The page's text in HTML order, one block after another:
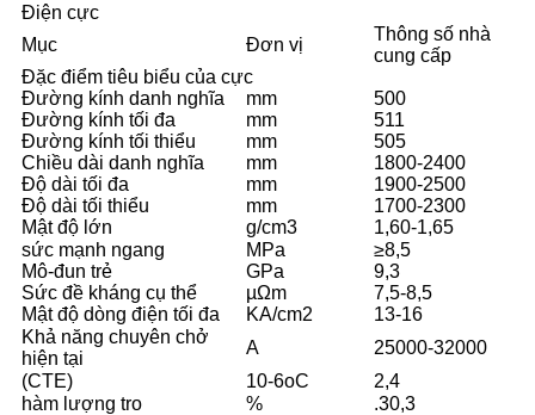
Điện cực
Mục
Đơn vị
Thông số nhà
cung cấp
Đặc điểm tiêu biểu của cực
Đường kính danh nghĩa
mm
500
Đường kính tối đa
mm
511
Đường kính tối thiểu
mm
505
Chiều dài danh nghĩa
mm
1800-2400
Độ dài tối đa
mm
1900-2500
Độ dài tối thiểu
mm
1700-2300
Mật độ lớn
g/cm3
1,60-1,65
sức mạnh ngang
MPa
≥8,5
Mô-đun trẻ
GPa
9,3
Sức đề kháng cụ thể
µΩm
7,5-8,5
Mật độ dòng điện tối đa
KA/cm2
13-16
Khả năng chuyên chở
hiện tại
A
25000-32000
(CTE)
10-6oC
2,4
hàm lượng tro
% .30,3